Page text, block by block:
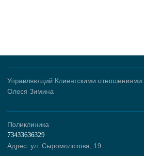
Управляющий Клиентскими отношениями:
Олеся Зимина
Поликлиника
73433636329
Адрес: ул. Сыромолотова, 19